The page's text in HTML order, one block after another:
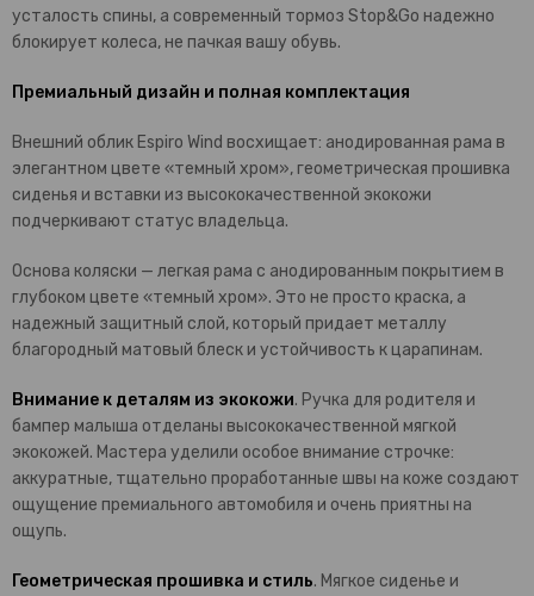
усталость спины, а современный тормоз Stop&Go надежно
блокирует колеса, не пачкая вашу обувь.
Премиальный дизайн и полная комплектация
Внешний облик Espiro Wind восхищает: анодированная рама в
элегантном цвете «темный хром», геометрическая прошивка
сиденья и вставки из высококачественной экокожи
подчеркивают статус владельца.
Основа коляски — легкая рама с анодированным покрытием в
глубоком цвете «темный хром». Это не просто краска, а
надежный защитный слой, который придает металлу
благородный матовый блеск и устойчивость к царапинам.
Внимание к деталям из экокожи. Ручка для родителя и
бампер малыша отделаны высококачественной мягкой
экокожей. Мастера уделили особое внимание строчке:
аккуратные, тщательно проработанные швы на коже создают
ощущение премиального автомобиля и очень приятны на
ощупь.
Геометрическая прошивка и стиль. Мягкое сиденье и